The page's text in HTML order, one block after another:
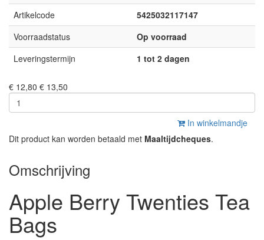
Artikelcode
5425032117147
Voorraadstatus
Op voorraad
Leveringstermijn
1 tot 2 dagen
€ 12,80 € 13,50
In winkelmandje
Dit product kan worden betaald met Maaltijdcheques.
Omschrijving
Apple Berry Twenties Tea
Bags